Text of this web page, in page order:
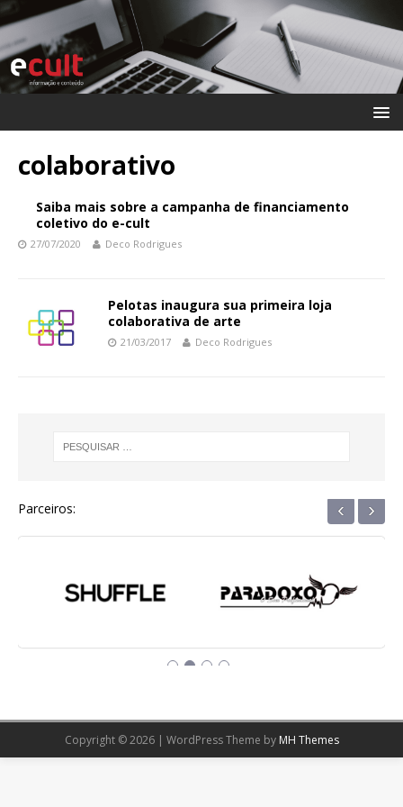
colaborativo
Saiba mais sobre a campanha de financiamento
coletivo do e-cult
27/07/2020 Deco Rodrigues
Pelotas inaugura sua primeira loja
colaborativa de arte
21/03/2017 Deco Rodrigues
Parceiros: ‹ ›
Copyright © 2026 | WordPress Theme by MH Themes